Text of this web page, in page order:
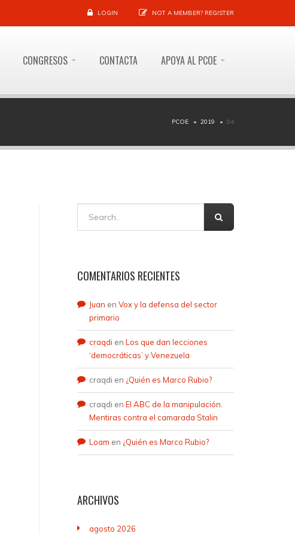
LOGIN NOT A MEMBER? REGISTER
CONGRESOS CONTACTA APOYA AL PCOE
PCOE 2019 04
COMENTARIOS RECIENTES
Juan en Vox y la defensa del sector
primario
craqdi en Los que dan lecciones
‘democráticas’ y Venezuela
craqdi en ¿Quién es Marco Rubio?
craqdi en El ABC de la manipulación.
Mentiras contra el camarada Stalin
Loam en ¿Quién es Marco Rubio?
ARCHIVOS
agosto 2026